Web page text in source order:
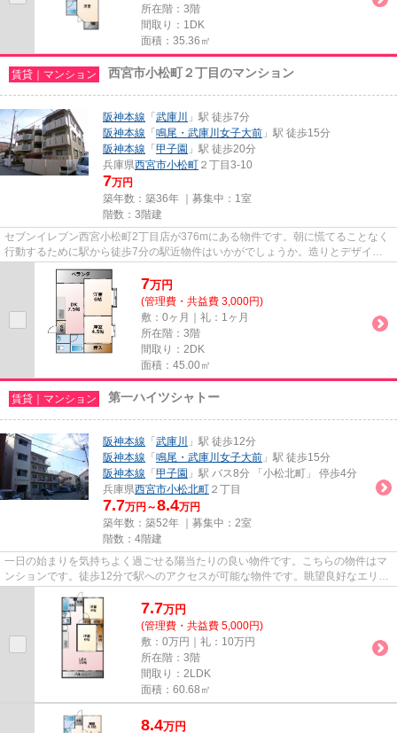
所在階：3階
間取り：1DK
面積：35.36㎡
賃貸｜マンション 西宮市小松町２丁目のマンション
阪神本線 「 武庫川
」駅 徒歩7分
阪神本線 「 鳴尾・武庫川女子大前 」駅 徒歩15分
阪神本線 「 甲子園 」駅 徒歩20分
兵庫県西宮市小松町 ２丁目3-10
7万円
築年数：築36年 ｜募集中： 1室
階数：3階建
セブンイレブン西宮小松町2丁目店が376mにある物件です。朝に慌てることなく
行動するために駅から徒歩7分の駅近物件はいかがでしょうか。造りとデザイン
に関して、自信をもって情報を...
7万円
(管理費・共益費 3,000円)
敷：0ヶ月｜礼：1ヶ月
所在階：3階
間取り：2DK
面積：45.00㎡
賃貸｜マンション 第一ハイツシャトー
阪神本線 「 武庫川
」駅 徒歩12分
阪神本線 「 鳴尾・武庫川女子大前 」駅 徒歩15分
阪神本線 「 甲子園 」駅 バス8分 「小松北町」 停歩4分
兵庫県西宮市小松北町 ２丁目
7.7万円～8.4万円
築年数：築52年 ｜募集中： 2室
階数：4階建
一日の始まりを気持ちよく過ごせる陽当たりの良い物件です。こちらの物件はマ
ンションです。徒歩12分で駅へのアクセスが可能な物件です。眺望良好なエリア
で魅力的です。西宮市エリア...
7.7万円
(管理費・共益費 5,000円)
敷：0万円｜礼：10万円
所在階：3階
間取り：2LDK
面積：60.68㎡
8.4万円